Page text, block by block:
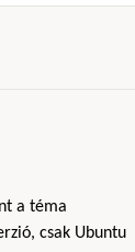
a téma
csak Ubuntu